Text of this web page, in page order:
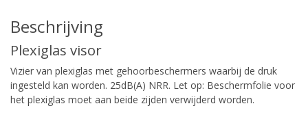
Beschrijving
Plexiglas visor
Vizier van plexiglas met gehoorbeschermers waarbij de druk
ingesteld kan worden. 25dB(A) NRR. Let op: Beschermfolie voor
het plexiglas moet aan beide zijden verwijderd worden.